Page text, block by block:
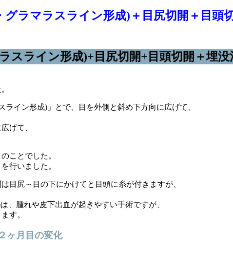
グラマラスライン形成)＋目尻切開＋目
スライン形成)+目尻切開+目頭切開＋埋
イン形成)」とで、目を外側と斜め下方向に広げて、
げて、
ことでした。
行いました。
目尻～目の下にかけてと目頭に糸が付きますが、
、腫れや皮下出血が起きやすい手術ですが、
す。
ヶ月目の変化